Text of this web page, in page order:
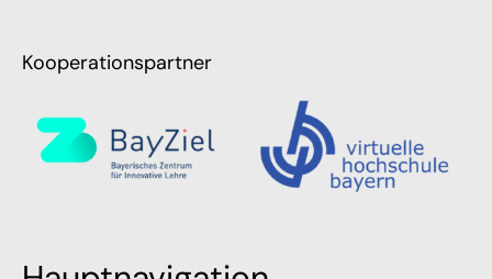
Kooperationspartner